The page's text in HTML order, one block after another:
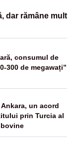
dar rămâne mult
consumul de
300 de megawați”
un acord
prin Turcia al